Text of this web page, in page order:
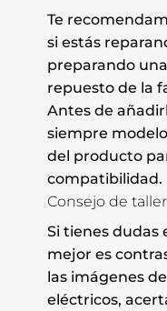
Te
si estás
preparando
repuesto de la
Antes de
siempre
del producto
compatibilidad.
Consejo de taller
Si tienes dudas
mejor es
las imágenes
eléctricos,